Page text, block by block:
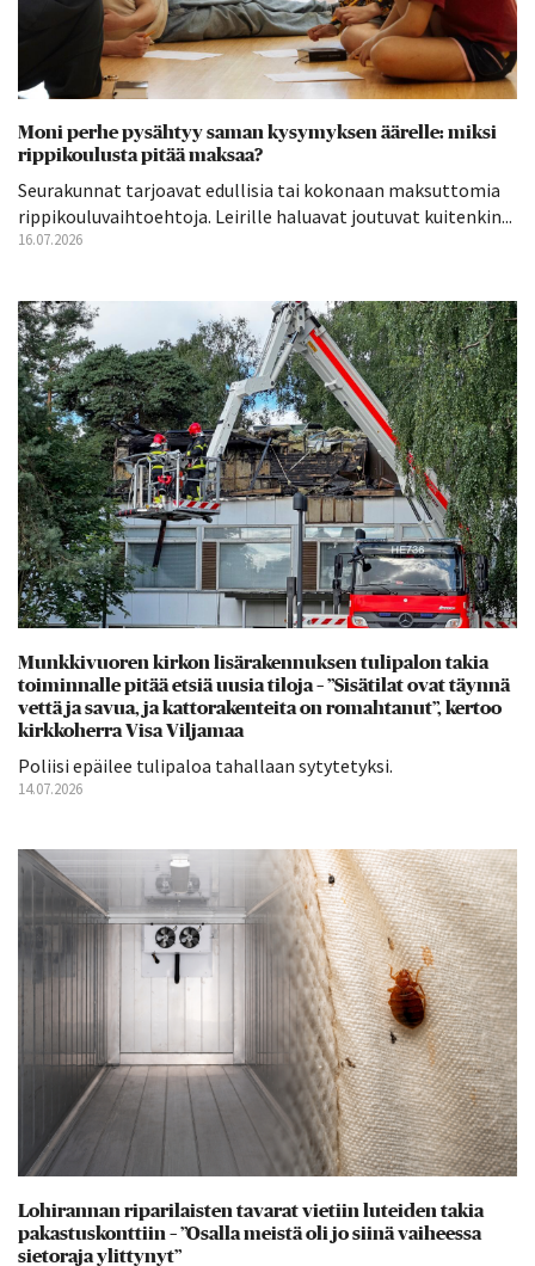
Moni perhe pysähtyy saman kysymyksen äärelle: miksi
rippikoulusta pitää maksaa?
Seurakunnat tarjoavat edullisia tai kokonaan maksuttomia
rippikouluvaihtoehtoja. Leirille haluavat joutuvat kuitenkin...
16.07.2026
Munkkivuoren kirkon lisärakennuksen tulipalon takia
toiminnalle pitää etsiä uusia tiloja – ”Sisätilat ovat täynnä
vettä ja savua, ja kattorakenteita on romahtanut”, kertoo
kirkkoherra Visa Viljamaa
Poliisi epäilee tulipaloa tahallaan sytytetyksi.
14.07.2026
Lohirannan riparilaisten tavarat vietiin luteiden takia
pakastuskonttiin – ”Osalla meistä oli jo siinä vaiheessa
sietoraja ylittynyt”